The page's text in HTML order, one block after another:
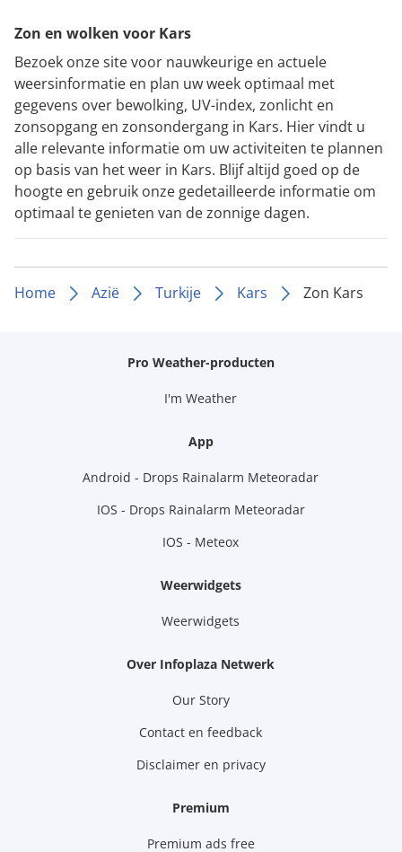
Zon en wolken voor Kars
Bezoek onze site voor nauwkeurige en actuele
weersinformatie en plan uw week optimaal met
gegevens over bewolking, UV-index, zonlicht en
zonsopgang en zonsondergang in Kars. Hier vindt u
alle relevante informatie om uw activiteiten te plannen
op basis van het weer in Kars. Blijf altijd goed op de
hoogte en gebruik onze gedetailleerde informatie om
optimaal te genieten van de zonnige dagen.
Home Azië Turkije Kars Zon Kars
Pro Weather-producten
I'm Weather
App
Android - Drops Rainalarm Meteoradar
IOS - Drops Rainalarm Meteoradar
IOS - Meteox
Weerwidgets
Weerwidgets
Over Infoplaza Netwerk
Our Story
Contact en feedback
Disclaimer en privacy
Premium
Premium ads free